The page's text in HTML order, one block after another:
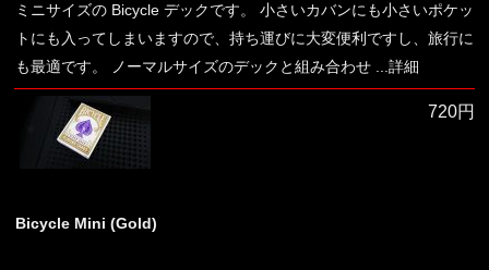
ミニサイズの Bicycle デックです。 小さいカバンにも小さいポケッ
トにも入ってしまいますので、持ち運びに大変便利ですし、旅行に
も最適です。 ノーマルサイズのデックと組み合わせ ...詳細
720円
Bicycle Mini (Gold)